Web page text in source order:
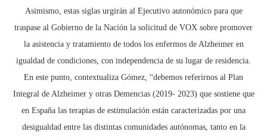
Asimismo, estas siglas urgirán al Ejecutivo autonómico para que
traspase al Gobierno de la Nación la solicitud de VOX sobre promover
la asistencia y tratamiento de todos los enfermos de Alzheimer en
igualdad de condiciones, con independencia de su lugar de residencia.
En este punto, contextualiza Gómez, “debemos referirnos al Plan
Integral de Alzheimer y otras Demencias (2019- 2023) que sostiene que
en España las terapias de estimulación están caracterizadas por una
desigualdad entre las distintas comunidades autónomas, tanto en la